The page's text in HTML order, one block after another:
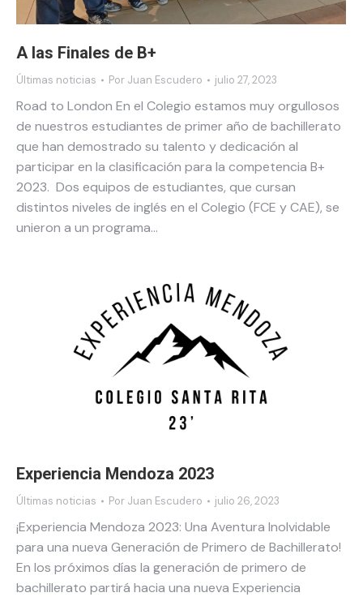
A las Finales de B+
Últimas noticias Por Juan Escudero julio 27, 2023
Road to London En el Colegio estamos muy orgullosos
de nuestros estudiantes de primer año de bachillerato
que han demostrado su talento y dedicación al
participar en la clasificación para la competencia B+
2023. Dos equipos de estudiantes, que cursan
distintos niveles de inglés en el Colegio (FCE y CAE), se
unieron a un programa…
Experiencia Mendoza 2023
Últimas noticias Por Juan Escudero julio 26, 2023
¡Experiencia Mendoza 2023: Una Aventura Inolvidable
para una nueva Generación de Primero de Bachillerato!
En los próximos días la generación de primero de
bachillerato partirá hacia una nueva Experiencia